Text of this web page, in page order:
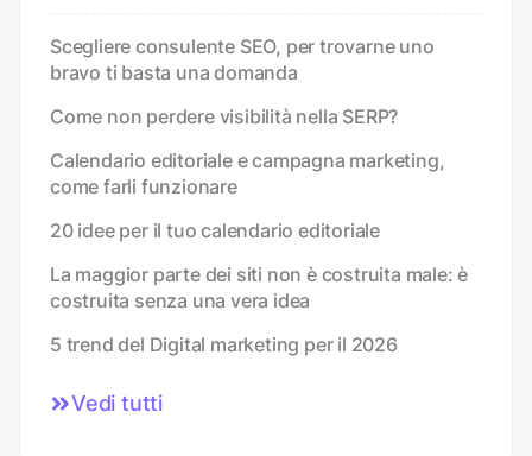
Scegliere consulente SEO, per trovarne uno
bravo ti basta una domanda
Come non perdere visibilità nella SERP?
Calendario editoriale e campagna marketing,
come farli funzionare
20 idee per il tuo calendario editoriale
La maggior parte dei siti non è costruita male: è
costruita senza una vera idea
5 trend del Digital marketing per il 2026
Vedi tutti